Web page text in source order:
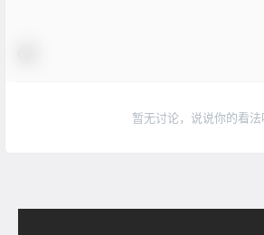
暂无讨论，说说你的看法